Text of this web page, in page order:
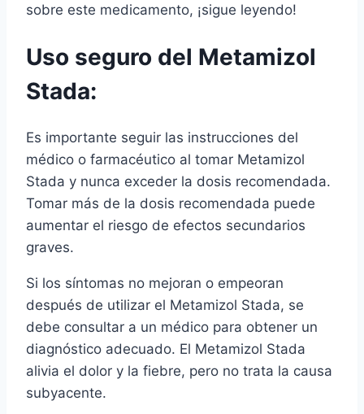
sobre este medicamento, ¡sigue leyendo!
Uso seguro del Metamizol
Stada:
Es importante seguir las instrucciones del
médico o farmacéutico al tomar Metamizol
Stada y nunca exceder la dosis recomendada.
Tomar más de la dosis recomendada puede
aumentar el riesgo de efectos secundarios
graves.
Si los síntomas no mejoran o empeoran
después de utilizar el Metamizol Stada, se
debe consultar a un médico para obtener un
diagnóstico adecuado. El Metamizol Stada
alivia el dolor y la fiebre, pero no trata la causa
subyacente.